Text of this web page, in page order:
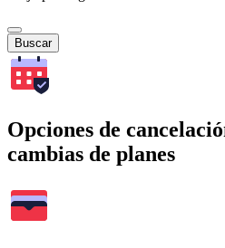
Buscar
Opciones de
cambias de planes